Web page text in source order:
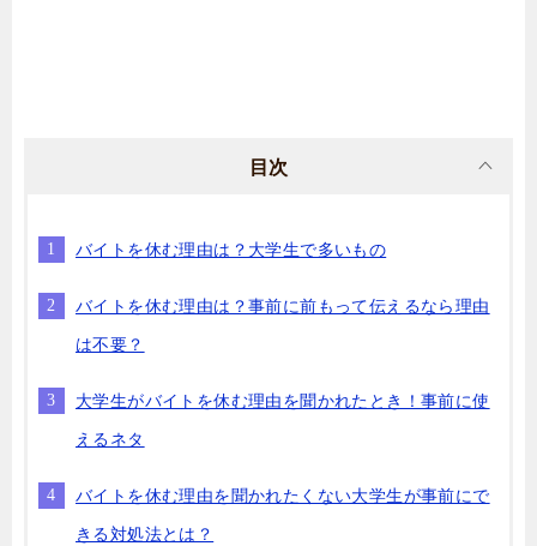
目次
バイトを休む理由は？大学生で多いもの
バイトを休む理由は？事前に前もって伝えるなら理由
は不要？
大学生がバイトを休む理由を聞かれたとき！事前に使
えるネタ
バイトを休む理由を聞かれたくない大学生が事前にで
きる対処法とは？